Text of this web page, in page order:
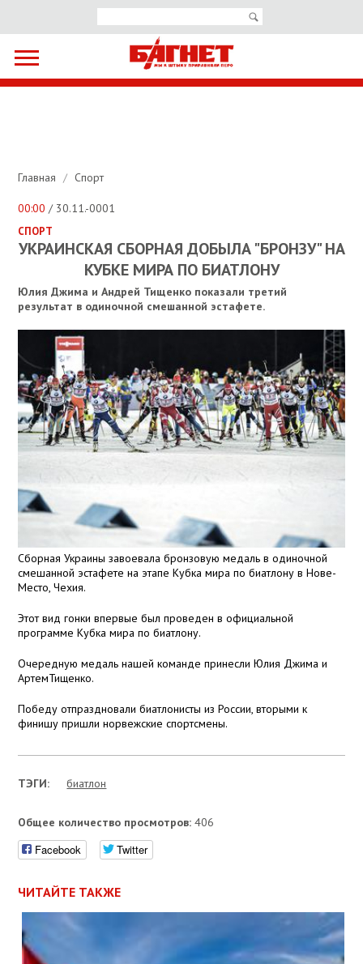
Главная / Спорт
00:00 / 30.11.-0001
СПОРТ
УКРАИНСКАЯ СБОРНАЯ ДОБЫЛА "БРОНЗУ" НА
КУБКЕ МИРА ПО БИАТЛОНУ
Юлия Джима и Андрей Тищенко показали третий
результат в одиночной смешанной эстафете.
Сборная Украины завоевала бронзовую медаль в одиночной
смешанной эстафете на этапе Кубка мира по биатлону в Нове-
Место, Чехия.
Этот вид гонки впервые был проведен в официальной
программе Кубка мира по биатлону.
Очередную медаль нашей команде принесли Юлия Джима и
АртемТищенко.
Победу отпраздновали биатлонисты из России, вторыми к
финишу пришли норвежские спортсмены.
ТЭГИ: биатлон
Общее количество просмотров: 406
Facebook Twitter
ЧИТАЙТЕ ТАКЖЕ